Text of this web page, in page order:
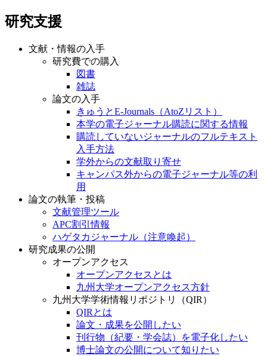
研究支援
文献・情報の入手
研究費での購入
図書
雑誌
論文の入手
きゅうとE-Journals（AtoZリスト）
本学の電子ジャーナル購読に関する情報
購読していないジャーナルのフルテキスト
入手方法
学外からの文献取り寄せ
キャンパス外からの電子ジャーナル等の利
用
論文の執筆・投稿
文献管理ツール
APC割引情報
ハゲタカジャーナル（注意喚起）
研究成果の公開
オープンアクセス
オープンアクセスとは
九州大学オープンアクセス方針
九州大学学術情報リポジトリ（QIR）
QIRとは
論文・成果を公開したい
刊行物（紀要・学会誌）を電子化したい
博士論文の公開について知りたい